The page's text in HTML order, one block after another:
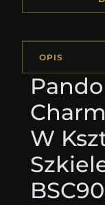
OPIS
W